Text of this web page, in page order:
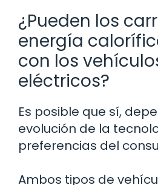
¿Pueden los
energía
con los
eléctricos?
Es posible que sí,
evolución de la
preferencias del
Ambos tipos de